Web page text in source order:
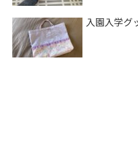
入園入学グ